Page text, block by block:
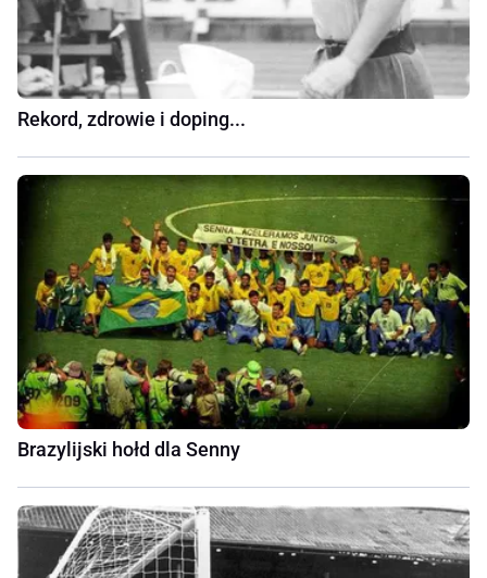
Rekord, zdrowie i doping...
Brazylijski hołd dla Senny